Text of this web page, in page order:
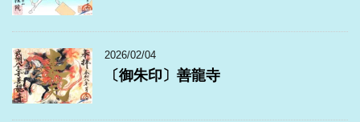
2026/02/04
〔御朱印〕善龍寺